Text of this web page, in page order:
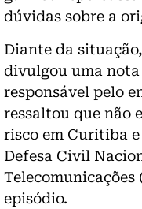
dúvidas sobre a
Diante da
divulgou uma
responsável pelo
ressaltou que não
risco em Curitiba
Defesa Civil
episódio.